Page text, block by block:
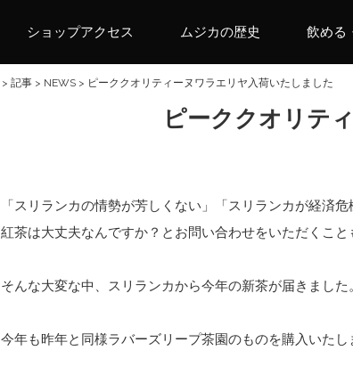
ショップアクセス ムジカの歴史 飲める
> 記事 > NEWS > ピーククオリティーヌワラエリヤ入荷いたしました
ピーククオリテ
「スリランカの情勢が芳しくない」「スリランカが経済
紅茶は大丈夫なんですか？とお問い合わせをいただくこと
そんな大変な中、スリランカから今年の新茶が届きました
今年も昨年と同様ラバーズリープ茶園のものを購入いたし